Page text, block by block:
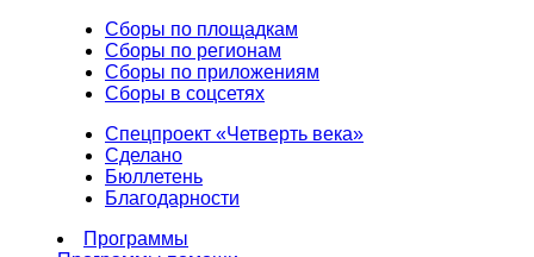
Сборы по площадкам
Сборы по регионам
Сборы по приложениям
Сборы в соцсетях
Спецпроект «Четверть века»
Сделано
Бюллетень
Благодарности
Программы